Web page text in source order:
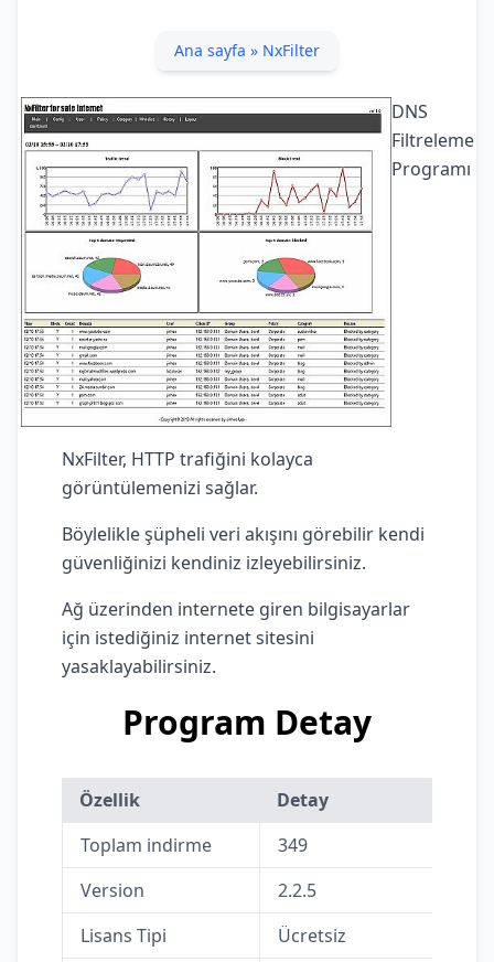
Ana sayfa » NxFilter
DNS
Filtreleme
Programı
NxFilter, HTTP trafiğini kolayca
görüntülemenizi sağlar.
Böylelikle şüpheli veri akışını görebilir kendi
güvenliğinizi kendiniz izleyebilirsiniz.
Ağ üzerinden internete giren bilgisayarlar
için istediğiniz internet sitesini
yasaklayabilirsiniz.
Program Detay
Özellik
Detay
Toplam indirme
349
Version
2.2.5
Lisans Tipi
Ücretsiz